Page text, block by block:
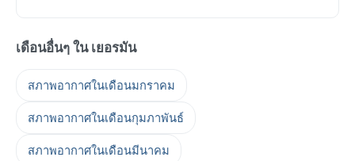
เดือนอื่นๆ ใน เยอรมัน
สภาพอากาศในเดือนมกราคม
สภาพอากาศในเดือนกุมภาพันธ์
สภาพอากาศในเดือนมีนาคม